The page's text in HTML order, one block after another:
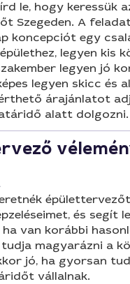
le, hogy keressük
Szegeden. A
koncepciót egy
legyen kis
legyen jó
legyen skicc és
árajánlatot
alatt dolgozni.
és segít
van korábbi
magyarázni a
jó, ha gyorsan
vállalnak.